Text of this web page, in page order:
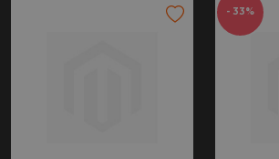
- 33%